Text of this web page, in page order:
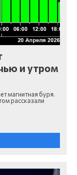
и утром
магнитная буря.
рассказали